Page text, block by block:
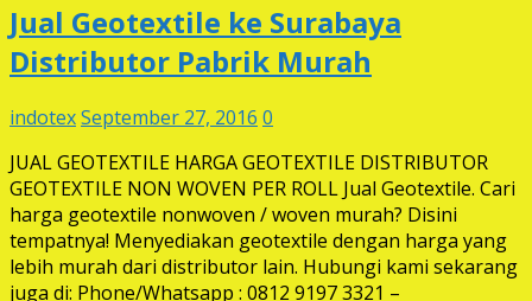
Jual Geotextile ke Surabaya
Distributor Pabrik Murah
indotexSeptember 27, 2016 0
JUAL GEOTEXTILE HARGA GEOTEXTILE DISTRIBUTOR
GEOTEXTILE NON WOVEN PER ROLL Jual Geotextile. Cari
harga geotextile nonwoven / woven murah? Disini
tempatnya! Menyediakan geotextile dengan harga yang
lebih murah dari distributor lain. Hubungi kami sekarang
juga di: Phone/Whatsapp : 0812 9197 3321 –